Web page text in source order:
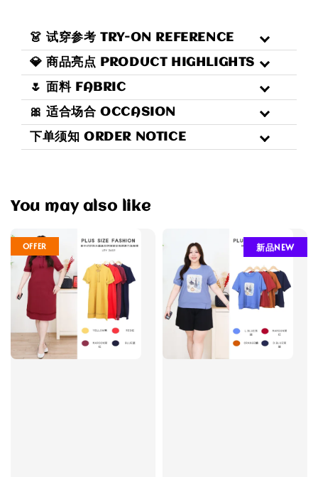
👗 试穿参考 TRY-ON REFERENCE
💎 商品亮点 PRODUCT HIGHLIGHTS
🌷 面料 FABRIC
🎀 适合场合 OCCASION
下单须知 ORDER NOTICE
You may also like
OFFER 新品NEW